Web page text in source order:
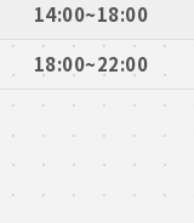
14:00~18:00
18:00~22:00